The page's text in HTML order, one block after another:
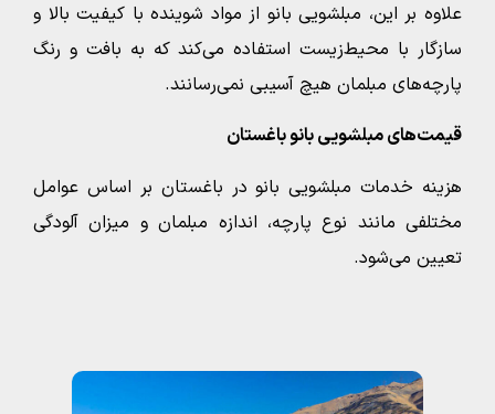
علاوه بر این، مبلشویی بانو از مواد شوینده با کیفیت بالا و
سازگار با محیط‌زیست استفاده می‌کند که به بافت و رنگ
پارچه‌های مبلمان هیچ آسیبی نمی‌رسانند.
قیمت‌های مبلشویی بانوباغستان
هزینه خدمات مبلشویی بانو در باغستان بر اساس عوامل
مختلفی مانند نوع پارچه، اندازه مبلمان و میزان آلودگی
تعیین می‌شود.